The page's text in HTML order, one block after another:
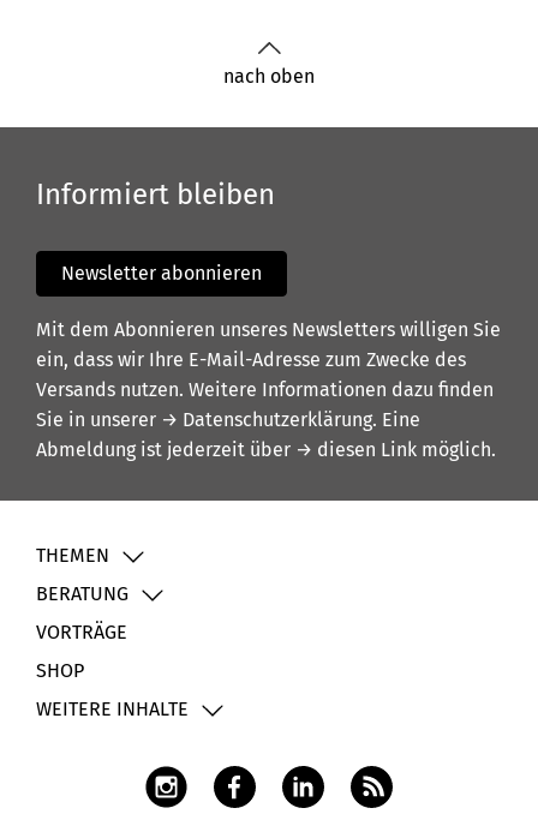
nach oben
Informiert bleiben
Newsletter abonnieren
Mit dem Abonnieren unseres Newsletters willigen Sie
ein, dass wir Ihre E-Mail-Adresse zum Zwecke des
Versands nutzen. Weitere Informationen dazu finden
Sie in unserer → Datenschutzerklärung. Eine
Abmeldung ist jederzeit über → diesen Link möglich.
THEMEN
BERATUNG
VORTRÄGE
SHOP
WEITERE INHALTE